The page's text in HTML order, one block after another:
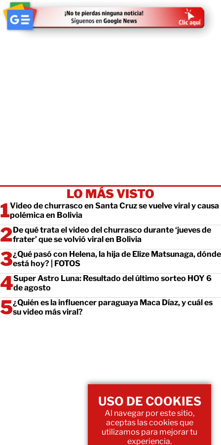
LO MÁS VISTO
Video de churrasco en Santa Cruz se vuelve viral y causa
polémica en Bolivia
De qué trata el video del churrasco durante ‘jueves de
frater’ que se volvió viral en Bolivia
¿Qué pasó con Helena, la hija de Elize Matsunaga, dónde
está hoy? | FOTOS
Super Astro Luna: Resultado del último sorteo HOY 6
de agosto
¿Quién es la influencer paraguaya Maca Díaz, y cuál es
su video más viral?
USO DE COOKIES
Al navegar por este sitio,
aceptas las cookies que
utilizamos para mejorar tu
experiencia.